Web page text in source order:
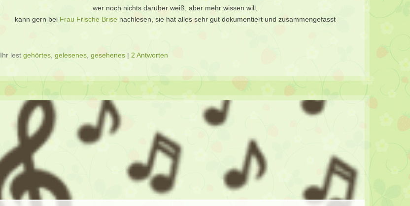
wer noch nichts darüber weiß, aber mehr wissen will,
kann gern bei Frau Frische Brise nachlesen, sie hat alles sehr gut dokumentiert und zusammengefasst
Ihr lest gehörtes gelesenes gesehenes | 2 Antworten